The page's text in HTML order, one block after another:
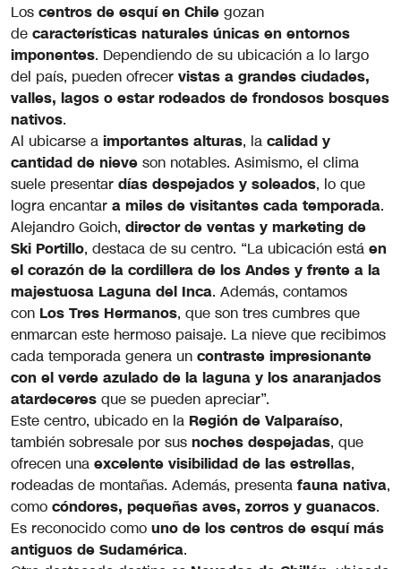
Los centros de esquí en Chile gozan
de características naturales únicas en entornos
imponentes. Dependiendo de su ubicación a lo largo
del país, pueden ofrecer vistas a grandes ciudades,
valles, lagos o estar rodeados de frondosos bosques
nativos.
Al ubicarse a importantes alturas, la calidad y
cantidad de nieve son notables. Asimismo, el clima
suele presentar días despejados y soleados, lo que
logra encantar a miles de visitantes cada temporada.
Alejandro Goich, director de ventas y marketing de
Ski Portillo, destaca de su centro. “La ubicación está en
el corazón de la cordillera de los Andes y frente a la
majestuosa Laguna del Inca. Además, contamos
con Los Tres Hermanos, que son tres cumbres que
enmarcan este hermoso paisaje. La nieve que recibimos
cada temporada genera un contraste impresionante
con el verde azulado de la laguna y los anaranjados
atardeceres que se pueden apreciar”.
Este centro, ubicado en la Región de Valparaíso,
también sobresale por sus noches despejadas, que
ofrecen una excelente visibilidad de las estrellas,
rodeadas de montañas. Además, presenta fauna nativa,
como cóndores, pequeñas aves, zorros y guanacos.
Es reconocido como uno de los centros de esquí más
antiguos de Sudamérica.